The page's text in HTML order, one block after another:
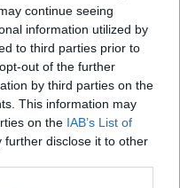
continue seeing
information utilized by
to third parties prior to
out of the further
by third parties on the
This information may
on the IAB’s List of
further disclose it to other
:
la guitare chez